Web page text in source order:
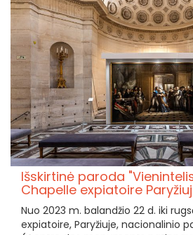
Išskirtinė paroda
Chapelle expiatoire
Nuo 2023 m. balandžio 22 d. iki
expiatoire, Paryžiuje, nacionalinio